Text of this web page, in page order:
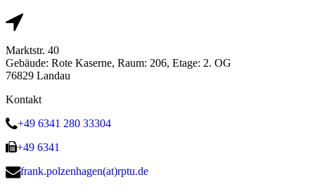
Marktstr. 40
Gebäude: Rote Kaserne, Raum: 206, Etage: 2. OG
76829 Landau
Kontakt
+49 6341 280 33304
+49 6341
frank.polzenhagen(at)rptu.de